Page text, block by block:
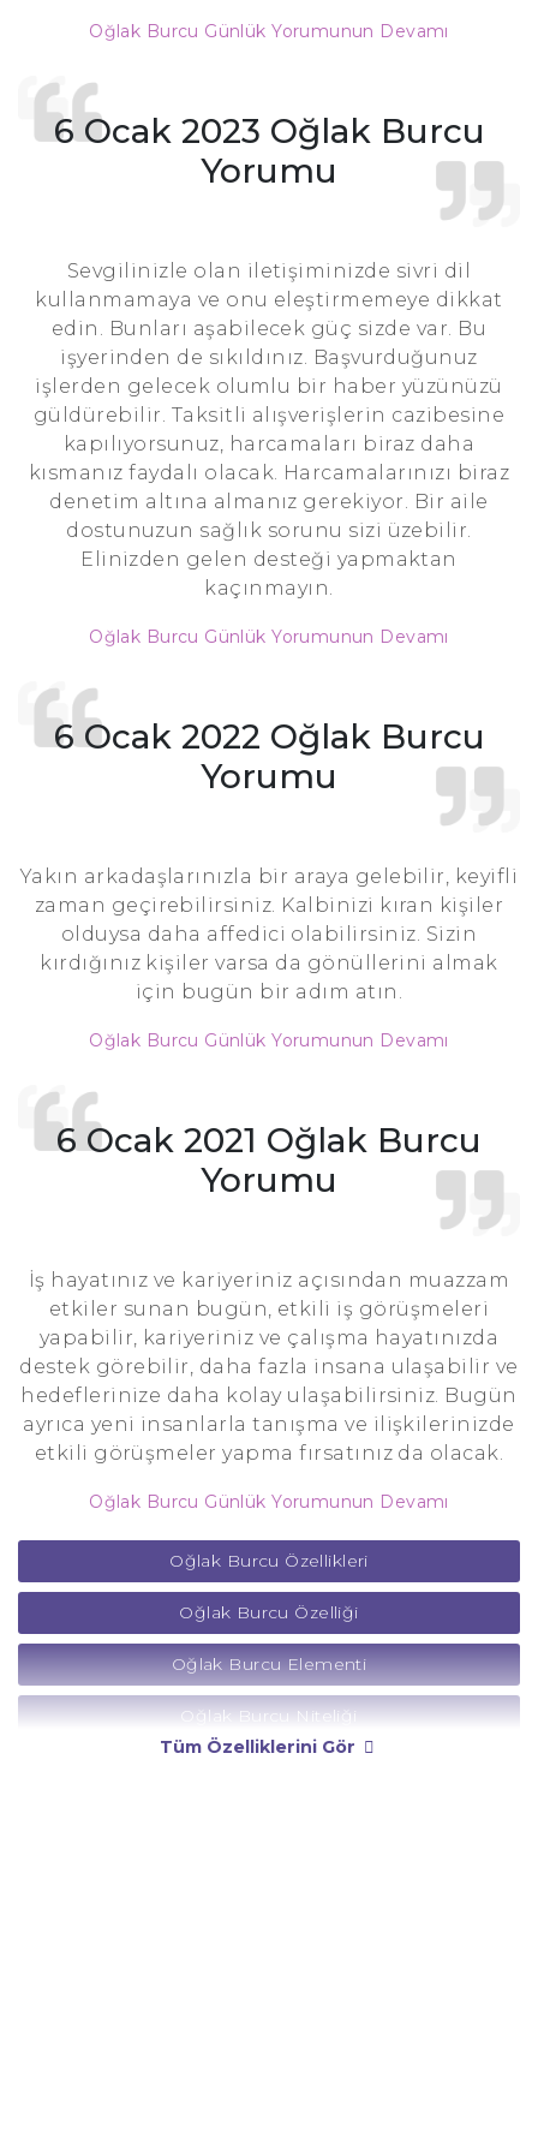
Oğlak Burcu Günlük Yorumunun Devamı
6 Ocak 2023 Oğlak Burcu
Yorumu
Sevgilinizle olan iletişiminizde sivri dil
kullanmamaya ve onu eleştirmemeye dikkat
edin. Bunları aşabilecek güç sizde var. Bu
işyerinden de sıkıldınız. Başvurduğunuz
işlerden gelecek olumlu bir haber yüzünüzü
güldürebilir. Taksitli alışverişlerin cazibesine
kapılıyorsunuz, harcamaları biraz daha
kısmanız faydalı olacak. Harcamalarınızı biraz
denetim altına almanız gerekiyor. Bir aile
dostunuzun sağlık sorunu sizi üzebilir.
Elinizden gelen desteği yapmaktan
kaçınmayın.
Oğlak Burcu Günlük Yorumunun Devamı
6 Ocak 2022 Oğlak Burcu
Yorumu
Yakın arkadaşlarınızla bir araya gelebilir, keyifli
zaman geçirebilirsiniz. Kalbinizi kıran kişiler
olduysa daha affedici olabilirsiniz. Sizin
kırdığınız kişiler varsa da gönüllerini almak
için bugün bir adım atın.
Oğlak Burcu Günlük Yorumunun Devamı
6 Ocak 2021 Oğlak Burcu
Yorumu
İş hayatınız ve kariyeriniz açısından muazzam
etkiler sunan bugün, etkili iş görüşmeleri
yapabilir, kariyeriniz ve çalışma hayatınızda
destek görebilir, daha fazla insana ulaşabilir ve
hedeflerinize daha kolay ulaşabilirsiniz. Bugün
ayrıca yeni insanlarla tanışma ve ilişkilerinizde
etkili görüşmeler yapma fırsatınız da olacak.
Oğlak Burcu Günlük Yorumunun Devamı
Oğlak Burcu Özellikleri
Oğlak Burcu Özelliği
Oğlak Burcu Elementi
Oğlak Burcu Niteliği
Tüm Özelliklerini Gör